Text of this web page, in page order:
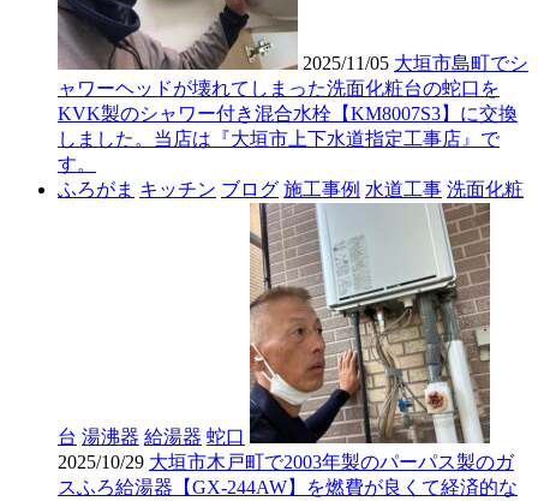
2025/11/05 大垣市島町でシ
ャワーヘッドが壊れてしまった洗面化粧台の蛇口を
KVK製のシャワー付き混合水栓【KM8007S3】に交換
しました。当店は『大垣市上下水道指定工事店』で
す。
ふろがま キッチン ブログ 施工事例 水道工事 洗面化粧
台 湯沸器 給湯器 蛇口
2025/10/29 大垣市木戸町で2003年製のパーパス製のガ
スふろ給湯器【GX-244AW】を燃費が良くて経済的な